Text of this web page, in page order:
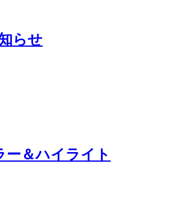
らせ
ー＆ハイライト